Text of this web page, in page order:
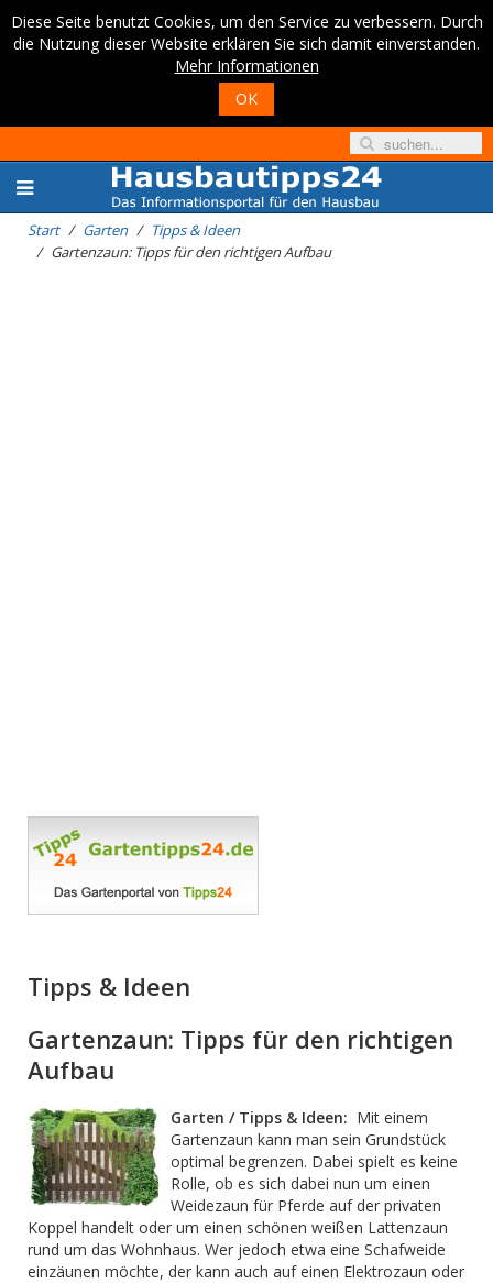
Diese Seite benutzt Cookies, um den Service zu verbessern. Durch
die Nutzung dieser Website erklären Sie sich damit einverstanden.
Mehr Informationen
OK
Start Garten
Tipps & Ideen
Gartenzaun: Tipps für den richtigen Aufbau
Tipps & Ideen
Gartenzaun: Tipps für den richtigen
Aufbau
Garten / Tipps & Ideen: Mit einem
Gartenzaun kann man sein Grundstück
optimal begrenzen. Dabei spielt es keine
Rolle, ob es sich dabei nun um einen
Weidezaun für Pferde auf der privaten
Koppel handelt oder um einen schönen weißen Lattenzaun
rund um das Wohnhaus. Wer jedoch etwa eine Schafweide
einzäunen möchte, der kann auch auf einen Elektrozaun oder